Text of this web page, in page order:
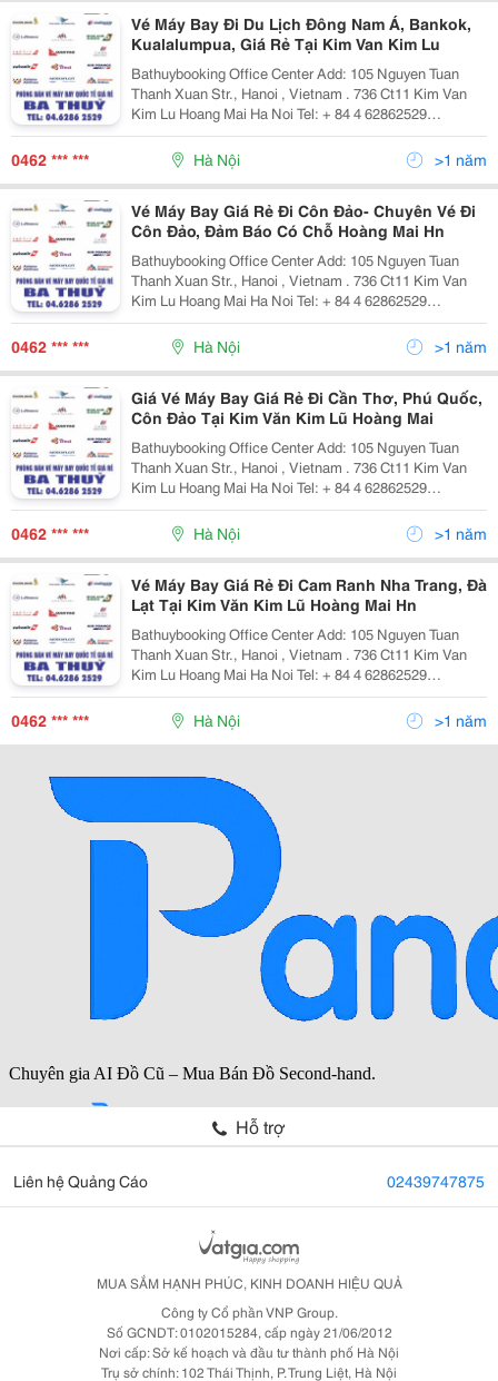
Vé Máy Bay Đi Du Lịch Đông Nam Á, Bankok,
Kualalumpua, Giá Rẻ Tại Kim Van Kim Lu
Bathuybooking Office Center Add: 105 Nguyen Tuan
Thanh Xuan Str., Hanoi , Vietnam . 736 Ct11 Kim Van
Kim Lu Hoang Mai Ha Noi Tel: + 84 4 62862529
/62862500 Fax: +84 4 62862529 Cell Phone: + 84
972.958.782 + 84 982.419.779 Email: Phongv
0462 *** *** Hà Nội >1 năm
Vé Máy Bay Giá Rẻ Đi Côn Đảo- Chuyên Vé Đi
Côn Đảo, Đảm Báo Có Chỗ Hoàng Mai Hn
Bathuybooking Office Center Add: 105 Nguyen Tuan
Thanh Xuan Str., Hanoi , Vietnam . 736 Ct11 Kim Van
Kim Lu Hoang Mai Ha Noi Tel: + 84 4 62862529
/62862500 Fax: +84 4 62862529 Cell Phone: + 84
972.958.782 + 84 982.419.779 Email: Phongv
0462 *** *** Hà Nội >1 năm
Giá Vé Máy Bay Giá Rẻ Đi Cần Thơ, Phú Quốc,
Côn Đảo Tại Kim Văn Kim Lũ Hoàng Mai
Bathuybooking Office Center Add: 105 Nguyen Tuan
Thanh Xuan Str., Hanoi , Vietnam . 736 Ct11 Kim Van
Kim Lu Hoang Mai Ha Noi Tel: + 84 4 62862529
/62862500 Fax: +84 4 62862529 Cell Phone: + 84
972.958.782 + 84 982.419.779 Email: Phongv
0462 *** *** Hà Nội >1 năm
Vé Máy Bay Giá Rẻ Đi Cam Ranh Nha Trang, Đà
Lạt Tại Kim Văn Kim Lũ Hoàng Mai Hn
Bathuybooking Office Center Add: 105 Nguyen Tuan
Thanh Xuan Str., Hanoi , Vietnam . 736 Ct11 Kim Van
Kim Lu Hoang Mai Ha Noi Tel: + 84 4 62862529
/62862500 Fax: +84 4 62862529 Cell Phone: + 84
972.958.782 + 84 982.419.779 Email: Phongv
0462 *** *** Hà Nội >1 năm
Hỗ trợ
Liên hệ Quảng Cáo 02439747875
MUA SẮM HẠNH PHÚC, KINH DOANH HIỆU QUẢ
Công ty Cổ phần VNP Group.
Số GCNDT: 0102015284, cấp ngày 21/06/2012
Nơi cấp: Sở kế hoạch và đầu tư thành phố Hà Nội
Trụ sở chính: 102 Thái Thịnh, P. Trung Liệt, Hà Nội